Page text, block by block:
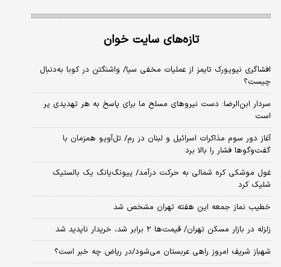
تازه‌های سایت خوان
افشاگری نیویورک تایمز از عملیات مخفی سیا/ واشنگتن در کوبا به‌دنبال
چیست؟
سردار ابن‌الرضا: دست نیروهای مسلح ما برای پاسخ به هر تهدیدی پر
است
آغاز دور سوم مذاکرات اسرائیل و لبنان در رم/ تل‌آویو همزمان با
گفت‌وگوها فشار را بالا برد
غول موشکی کره شمالی به حرکت درآمد/ پیونگ‌یانگ یک بالستیک
شلیک کرد
خطیب نماز جمعه این هفته تهران مشخص شد
زلزله در بازار مسکن تهران/ قیمت‌ها ۲ برابر شد، خریدار ناپدید شد
شهباز شریف امروز راهی عربستان می‌شود/در ریاض چه خبر است؟